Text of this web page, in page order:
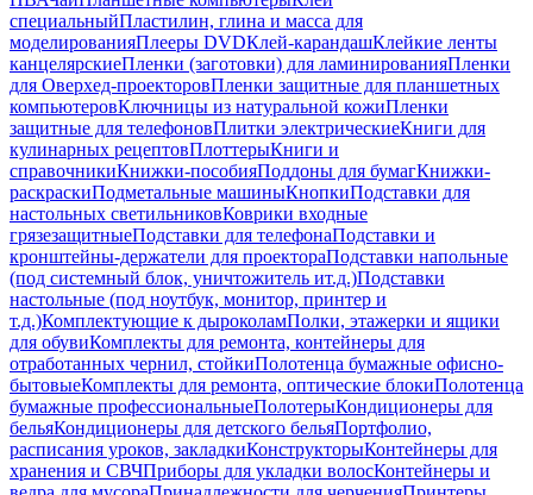
специальныйПластилин, глина и масса для
моделированияПлееры DVDКлей-карандашКлейкие ленты
канцелярскиеПленки (заготовки) для ламинированияПленки
для Оверхед-проекторовПленки защитные для планшетных
компьютеровКлючницы из натуральной кожиПленки
защитные для телефоновПлитки электрическиеКниги для
кулинарных рецептовПлоттерыКниги и
справочникиКнижки-пособияПоддоны для бумагКнижки-
раскраскиПодметальные машиныКнопкиПодставки для
настольных светильниковКоврики входные
грязезащитныеПодставки для телефонаПодставки и
кронштейны-держатели для проектораПодставки напольные
(под системный блок, уничтожитель ит.д.)Подставки
настольные (под ноутбук, монитор, принтер и
т.д.)Комплектующие к дыроколамПолки, этажерки и ящики
для обувиКомплекты для ремонта, контейнеры для
отработанных чернил, стойкиПолотенца бумажные офисно-
бытовыеКомплекты для ремонта, оптические блокиПолотенца
бумажные профессиональныеПолотерыКондиционеры для
бельяКондиционеры для детского бельяПортфолио,
расписания уроков, закладкиКонструкторыКонтейнеры для
хранения и СВЧПриборы для укладки волосКонтейнеры и